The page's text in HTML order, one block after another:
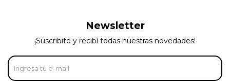
Newsletter
¡Suscribite y recibí todas nuestras novedades!